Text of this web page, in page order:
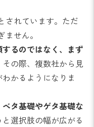
されています。ただ
せん。
るのではなく、まず
の際、複数社から見
かるようになりま
タ基礎やゲタ基礎な
と選択肢の幅が広がる